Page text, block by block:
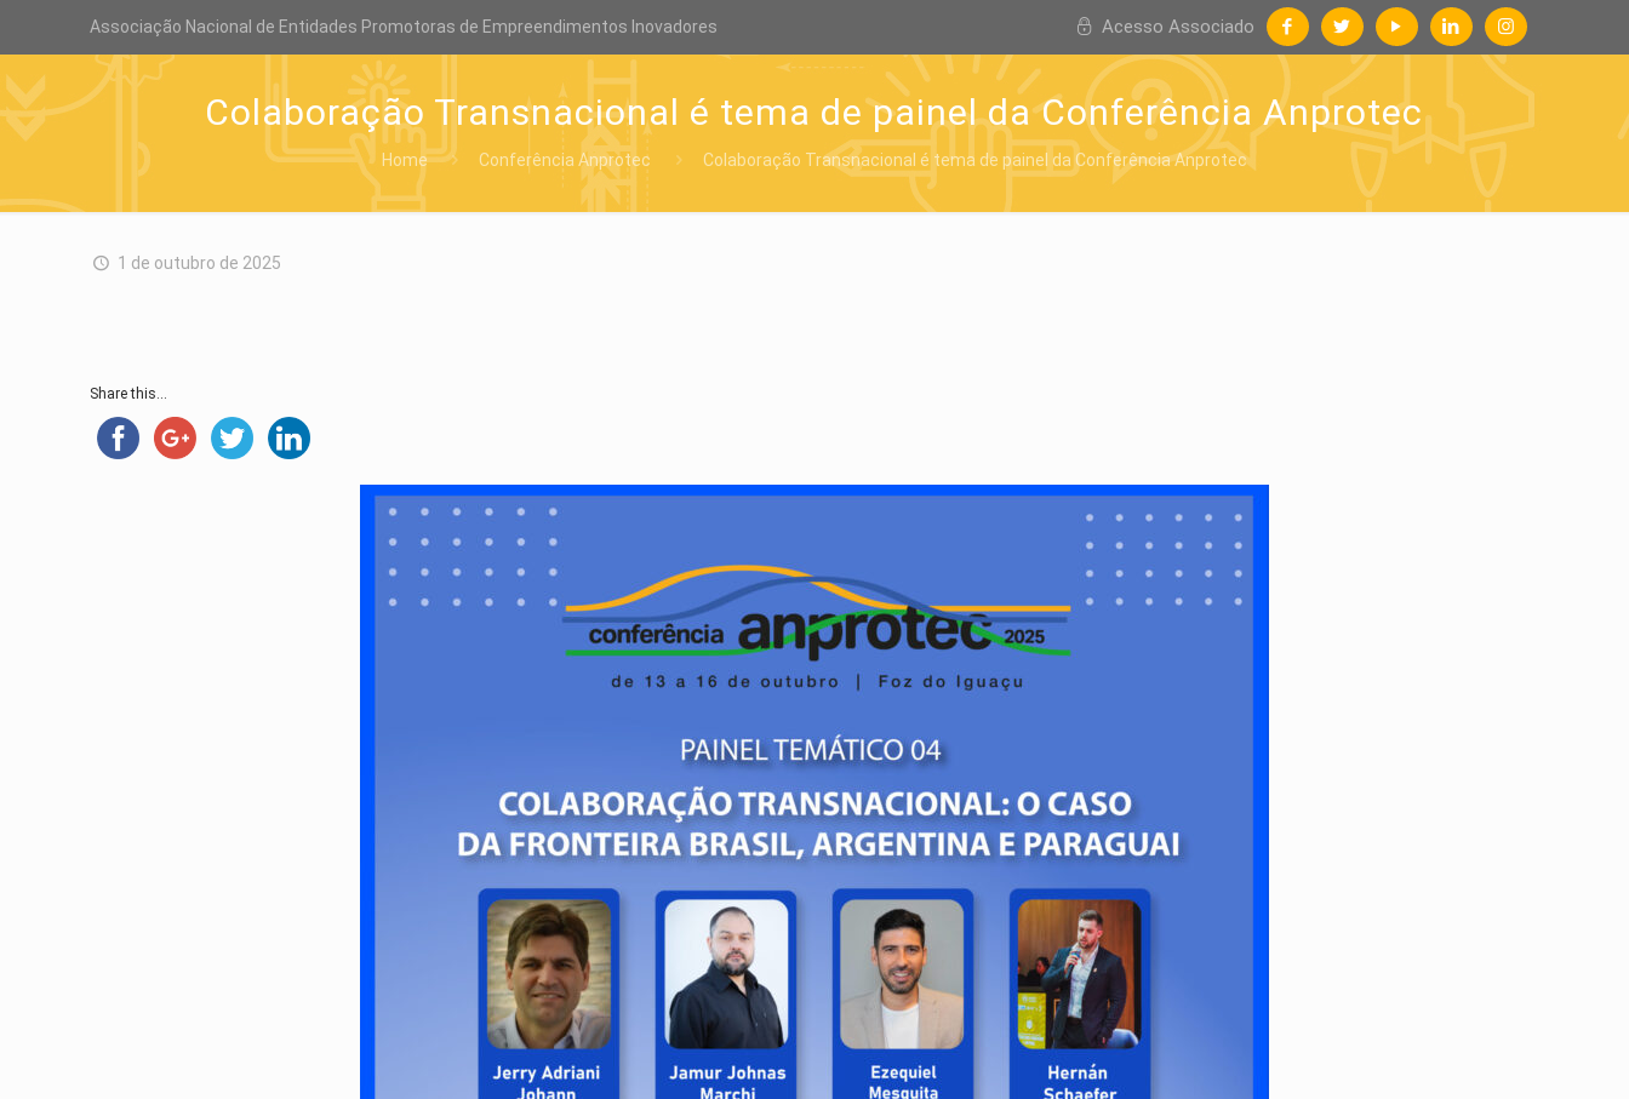
Associação Nacional de Entidades Promotoras de Empreendimentos Inovadores Acesso Associado
Colaboração Transnacional é tema de painel da Conferência Anprotec
Home Conferência Anprotec Colaboração Transnacional é tema de painel da Conferência Anprotec
1 de outubro de 2025
Share this...